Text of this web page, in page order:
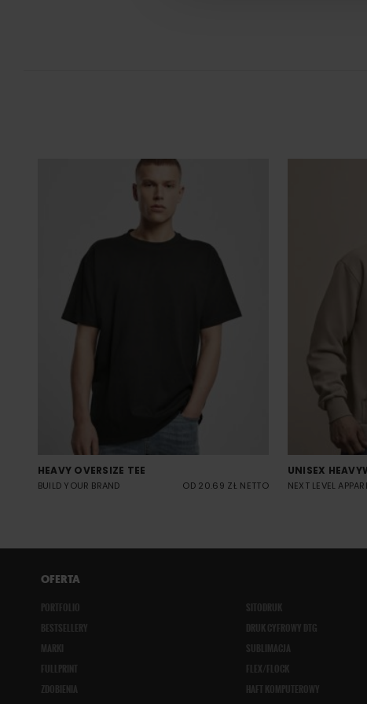
HEAVY OVERSIZE TEE
BUILD YOUR BRAND OD 20.69 ZŁ NETTO
UNISEX
NEXT LEVEL
OFERTA
PORTFOLIO
BESTSELLERY
MARKI
FULLPRINT
ZDOBIENIA
SITODRUK
DRUK CYFROWY DTG
SUBLIMACJA
FLEX/FLOCK
HAFT KOMPUTEROWY